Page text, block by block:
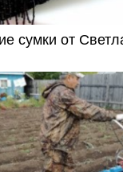
сумки от